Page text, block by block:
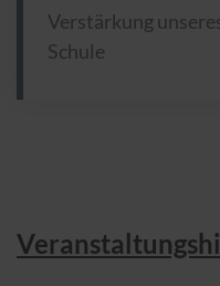
Verstärkung
Schule